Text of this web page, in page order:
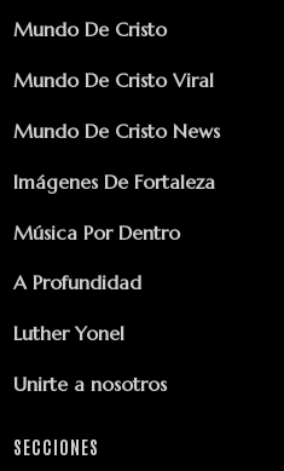
Mundo De Cristo
Mundo De Cristo Viral
Mundo De Cristo News
Imágenes De Fortaleza
Música Por Dentro
A Profundidad
Luther Yonel
Unirte a nosotros
SECCIONES